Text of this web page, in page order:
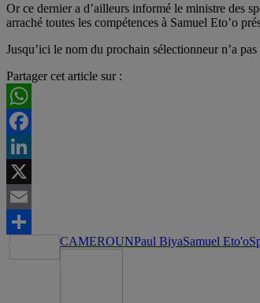
Or ce dernier a d’ailleurs informé le ministre des
arraché toutes les compétences à Samuel Eto’o
Jusqu’ici le nom du prochain sélectionneur n’a
Partager cet article sur :
WhatsApp
Facebook
LinkedIn
X
Email
Partager
CAMEROUNPaul BiyaSamuel Eto'o